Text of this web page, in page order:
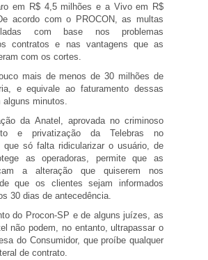
em R$ 4,5 milhões e a Vivo em R$
acordo com o PROCON, as multas
com base nos problemas
contratos e nas vantagens que as
com os cortes.
mais de menos de 30 milhões de
e equivale ao faturamento dessas
alguns minutos.
da Anatel, aprovada no criminoso
e privatização da Telebras no
que só falta ridicularizar o usuário, de
as operadoras, permite que as
a alteração que quiserem nos
que os clientes sejam informados
30 dias de antecedência.
do Procon-SP e de alguns juízes, as
não podem, no entanto, ultrapassar o
do Consumidor, que proíbe qualquer
de contrato.